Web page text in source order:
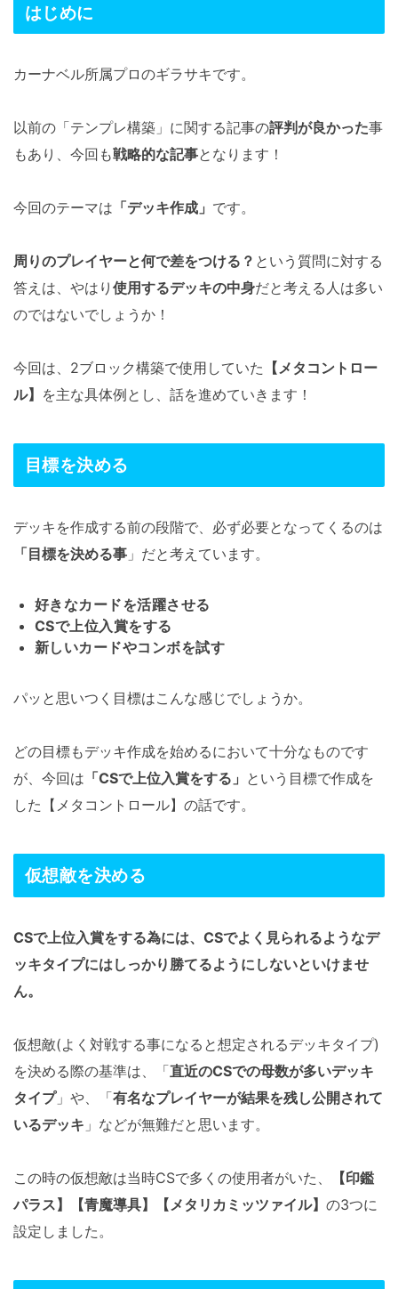
はじめに
カーナベル所属プロのギラサキです。
以前の「テンプレ構築」に関する記事の評判が良かった事
もあり、今回も戦略的な記事となります！
今回のテーマは 「デッキ作成」 です。
周りのプレイヤーと何で差をつける？ という質問に対する
答えは、やはり 使用するデッキの中身だと考える人は多い
のではないでしょうか！
今回は、2ブロック構築で使用していた 【メタコントロー
ル】 を主な具体例とし、話を進めていきます！
目標を決める
デッキを作成する前の段階で、必ず必要となってくるのは
「目標を決める事 」だと考えています。
好きなカードを活躍させる
CSで上位入賞をする
新しいカードやコンボを試す
パッと思いつく目標はこんな感じでしょうか。
どの目標もデッキ作成を始めるにおいて十分なものです
が、今回は 「CSで上位入賞をする」 という目標で作成を
した【メタコントロール】の話です。
仮想敵を決める
CSで上位入賞をする為には、CSでよく見られるようなデ
ッキタイプにはしっかり勝てるようにしないといけませ
ん。
仮想敵(よく対戦する事になると想定されるデッキタイプ)
を決める際の基準は、「直近のCSでの母数が多いデッキ
タイプ」や、「有名なプレイヤーが結果を残し公開されて
いるデッキ 」などが無難だと思います。
この時の仮想敵は当時CSで多くの使用者がいた、
【印鑑
パラス】【青魔導具】【メタリカミッツァイル】 の3つに
設定しました。